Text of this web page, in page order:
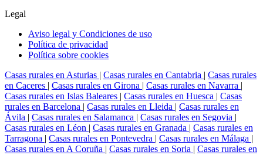
Legal
Aviso legal y Condiciones de uso
Política de privacidad
Política sobre cookies
Casas rurales en Asturias | Casas rurales en Cantabria | Casas rurales
en Caceres | Casas rurales en Girona | Casas rurales en Navarra |
Casas rurales en Islas Baleares | Casas rurales en Huesca | Casas
rurales en Barcelona | Casas rurales en Lleida | Casas rurales en
Ávila | Casas rurales en Salamanca | Casas rurales en Segovia |
Casas rurales en Léon | Casas rurales en Granada | Casas rurales en
Tarragona | Casas rurales en Pontevedra | Casas rurales en Málaga |
Casas rurales en A Coruña | Casas rurales en Soria | Casas rurales en